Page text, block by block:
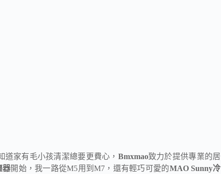
道家有毛小孩清潔總要更費心， Bmxmao致力於提供專業的居
器開始，我一路從M5用到M7，還有輕巧可愛的MAO Sunny冷